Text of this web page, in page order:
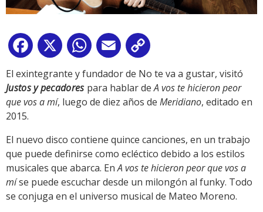
Facebook
X WhatsApp
Email
Link
El exintegrante y fundador de No te va a gustar, visitó
Justos y pecadores para hablar deA vos te hicieron peor
que vos a mí, luego de diez años de Meridiano, editado en
2015.
El nuevo disco contiene quince canciones, en un trabajo
que puede definirse como ecléctico debido a los estilos
musicales que abarca. EnA vos te hicieron peor que vos a
míse puede escuchar desde un milongón al funky. Todo
se conjuga en el universo musical de Mateo Moreno.